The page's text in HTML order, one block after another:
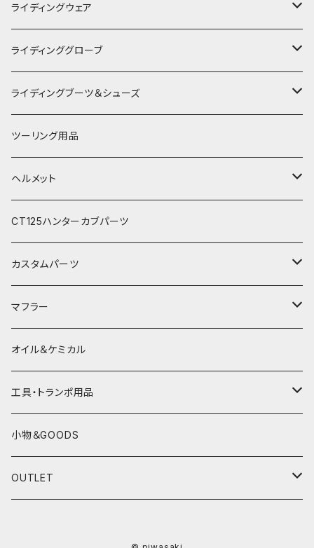
KUSHITANI
RSタイチ
アルパインスターズ
アライヘルメット
SHOEI
OGKカブト
HJC
ライディングウェア
春夏ライディングジャケット
春夏ライディングパンツ
秋冬ライディングジャケット
電熱ウェア
秋冬ライディングパンツ
秋冬防寒インナーウェア
レザーウェア
プロテクター＆小物
電熱ウェア
インナーウェア
グローブ
ライディンググローブ
オールシーズングローブ
メッシュグローブ
秋冬防風防寒グローブ
電熱グローブ
ライディングブーツ＆シューズ
ライディングブーツ
ライディングシューズ
ツーリング用品
ヘルメット
フルフェイスヘルメット
オープンフェイスヘルメット
パーツ&小物
CT125ハンターカブパーツ
カスタムパーツ
HONDA
YAMAHA
SUZUKI
KAWASAKI
外装パーツ
マフラー
HONDA
YAMAHA
SUZUKI
KAWASAKI
オイル＆ケミカル
工具・トランポ用品
充電器
小物＆GOODS
OUTLET